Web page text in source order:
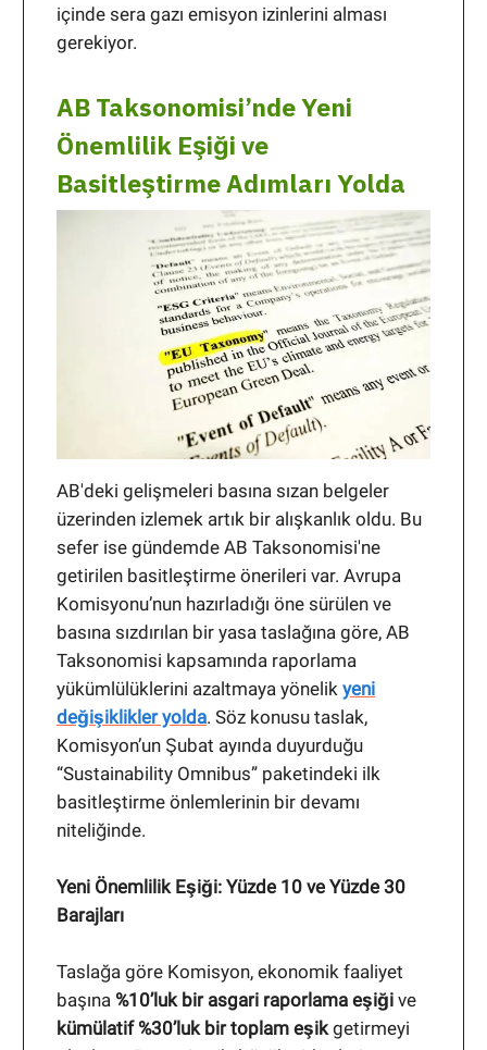
içinde sera gazı emisyon izinlerini alması
gerekiyor.
AB Taksonomisi’nde Yeni
Önemlilik Eşiği ve
Basitleştirme Adımları Yolda
AB'deki gelişmeleri basına sızan belgeler
üzerinden izlemek artık bir alışkanlık oldu. Bu
sefer ise gündemde AB Taksonomisi'ne
getirilen basitleştirme önerileri var. Avrupa
Komisyonu’nun hazırladığı öne sürülen ve
basına sızdırılan bir yasa taslağına göre, AB
Taksonomisi kapsamında raporlama
yükümlülüklerini azaltmaya yönelik yeni
değişiklikler yolda. Söz konusu taslak,
Komisyon’un Şubat ayında duyurduğu
“Sustainability Omnibus” paketindeki ilk
basitleştirme önlemlerinin bir devamı
niteliğinde.
Yeni Önemlilik Eşiği: Yüzde 10 ve Yüzde 30
Barajları
Taslağa göre Komisyon, ekonomik faaliyet
başına %10’luk bir asgari raporlama eşiği ve
kümülatif %30’luk bir toplam eşikgetirmeyi